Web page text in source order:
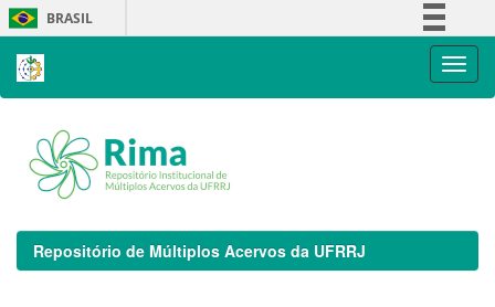
Skip
navigation
BRASIL
Repositório de Múltiplos Acervos da UFRRJ